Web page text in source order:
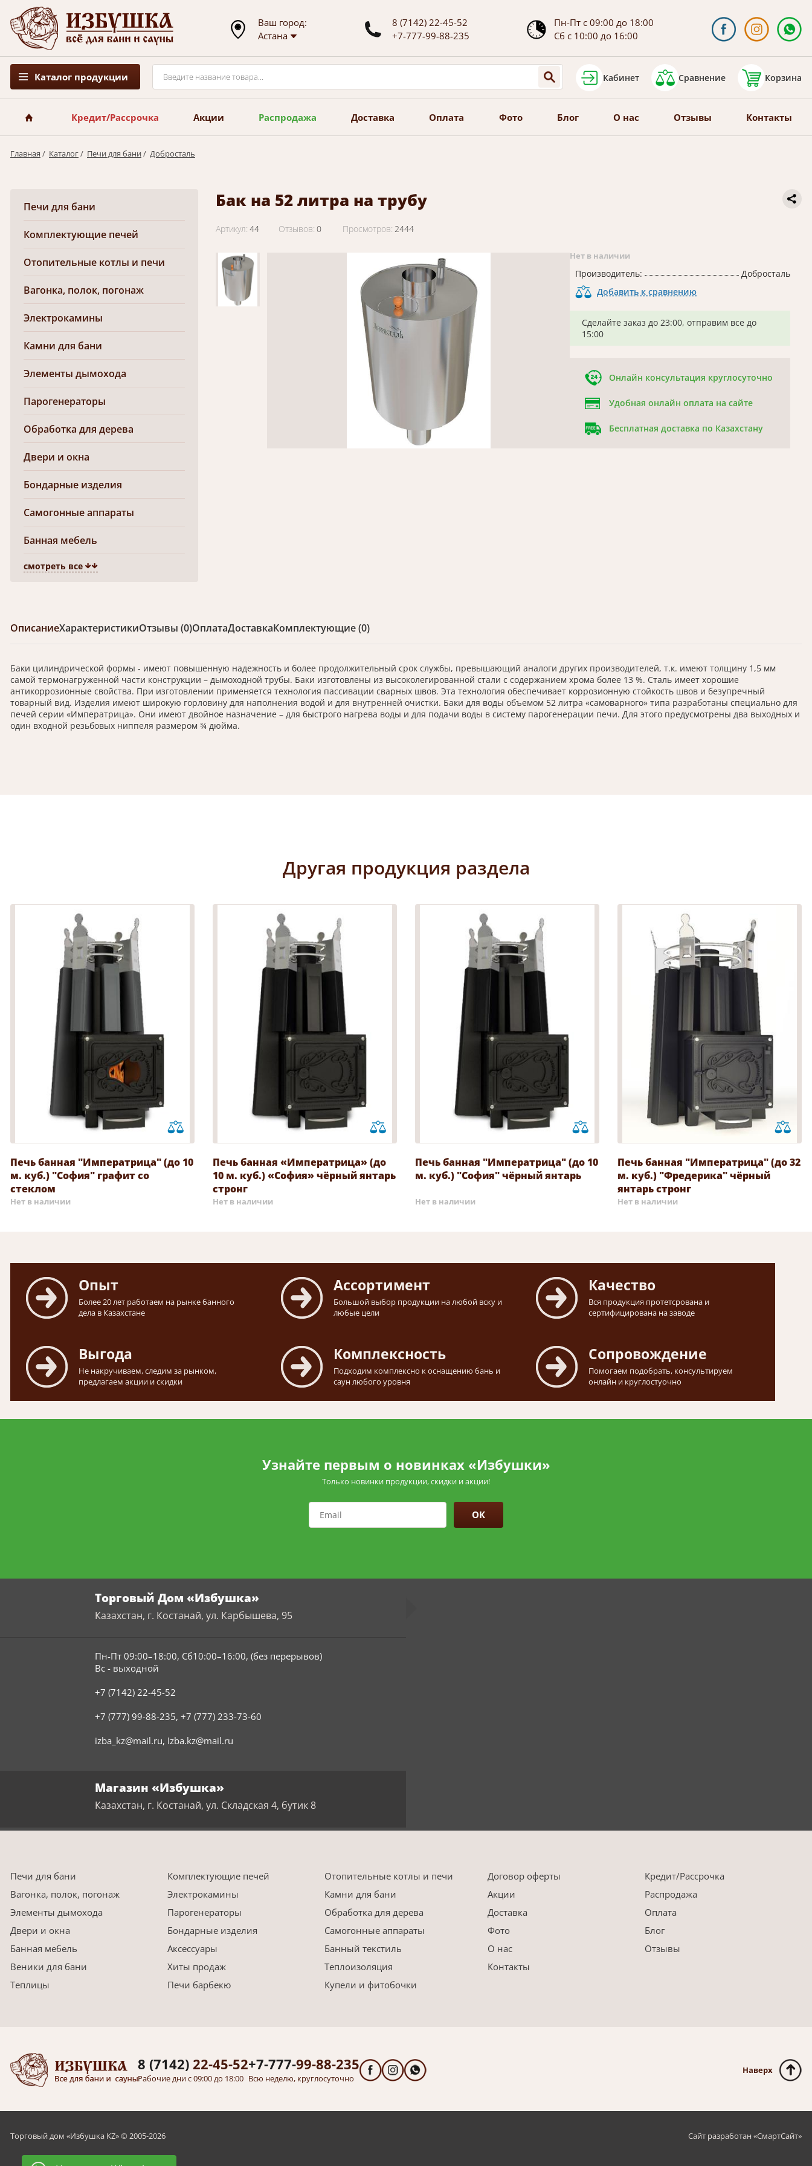
Ваш город:
Астана
8 (7142) 22-45-52
+7-777-99-88-235
Пн-Пт с 09:00 до 18:00
Сб с 10:00 до 16:00
Каталог продукции Кабинет Сравнение Корзина
Кредит/Рассрочка Акции Распродажа Доставка Оплата Фото Блог О нас Отзывы Контакты
Главная / Каталог/ Печи для бани/ Добросталь
Печи для бани
Комплектующие печей
Отопительные котлы и печи
Вагонка, полок, погонаж
Электрокамины
Камни для бани
Элементы дымохода
Парогенераторы
Обработка для дерева
Двери и окна
Бондарные изделия
Самогонные аппараты
Банная мебель
смотреть все
Бак на 52 литра на трубу
Артикул: 44 Отзывов: 0 Просмотров: 2444
Нет в наличии
Производитель:
Добросталь
Добавить к сравнению
Сделайте заказ до 23:00, отправим все до
15:00
Онлайн консультация круглосуточно
Удобная онлайн оплата на сайте
Бесплатная доставка по Казахстану
ОписаниеХарактеристикиОтзывы (0)ОплатаДоставкаКомплектующие (0)
Баки цилиндрической формы - имеют повышенную надежность и более продолжительный срок службы, превышающий аналоги других производителей, т.к. имеют толщину 1,5 мм
самой термонагруженной части конструкции – дымоходной трубы. Баки изготовлены из высоколегированной стали с содержанием хрома более 13 %. Сталь имеет хорошие
антикоррозионные свойства. При изготовлении применяется технология пассивации сварных швов. Эта технология обеспечивает коррозионную стойкость швов и безупречный
товарный вид. Изделия имеют широкую горловину для наполнения водой и для внутренней очистки. Баки для воды объемом 52 литра «самоварного» типа разработаны специально для
печей серии «Императрица». Они имеют двойное назначение – для быстрого нагрева воды и для подачи воды в систему парогенерации печи. Для этого предусмотрены два выходных и
один входной резьбовых ниппеля размером ¾ дюйма.
Другая продукция раздела
Печь банная "Императрица" (до 10
м. куб.) "София" графит со
стеклом
Нет в наличии
Печь банная «Императрица» (до
10 м. куб.) «София» чёрный янтарь
стронг
Нет в наличии
Печь банная "Императрица" (до 10
м. куб.) "София" чёрный янтарь
Нет в наличии
Печь банная "Императрица" (до 32
м. куб.) "Фредерика" чёрный
янтарь стронг
Нет в наличии
Опыт
Более 20 лет работаем на рынке банного
дела в Казахстане
Ассортимент
Большой выбор продукции на любой вску и
любые цели
Качество
Вся продукция протетсрована и
сертифицирована на заводе
Выгода
Не накручиваем, следим за рынком,
предлагаем акции и скидки
Комплексность
Подходим комплексно к оснащению бань и
саун любого уровня
Сопровождение
Помогаем подобрать, консультируем
онлайн и круглостуочно
Узнайте первым о новинках «Избушки»
Только новинки продукции, скидки и акции!
ОК
Торговый Дом «Избушка»
Казахстан, г. Костанай, ул. Карбышева, 95
Пн-Пт 09:00–18:00, Сб10:00–16:00, (без перерывов)
Вс - выходной
+7 (7142) 22-45-52
+7 (777) 99-88-235, +7 (777) 233-73-60
izba_kz@mail.ru, Izba.kz@mail.ru
Магазин «Избушка»
Казахстан, г. Костанай, ул. Складская 4, бутик 8
Печи для бани Комплектующие печей
Отопительные котлы и печи
Вагонка, полок, погонаж
Электрокамины
Камни для бани
Элементы дымохода
Парогенераторы
Обработка для дерева
Двери и окна
Бондарные изделия
Самогонные аппараты
Банная мебель
Аксессуары
Банный текстиль
Веники для бани
Хиты продаж
Теплоизоляция
Теплицы
Печи барбекю Купели и фитобочки
Договор оферты
Кредит/Рассрочка
Акции
Распродажа
Доставка
Оплата
Фото
Блог
О нас
Отзывы
Контакты
8 (7142) 22-45-52
Рабочие дни с 09:00 до 18:00
+7-777-99-88-235
Всю неделю, круглосуточно
Наверх
Торговый дом «Избушка KZ» © 2005-2026 Сайт разработан «СмартСайт»